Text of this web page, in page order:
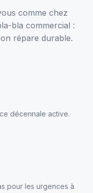
comme chez
bla commercial :
répare durable.
décennale active.
pour les urgences à